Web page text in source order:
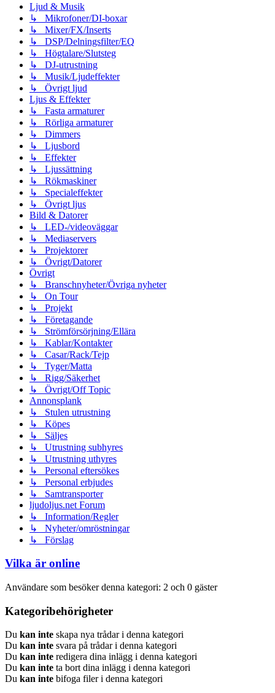
Ljud & Musik
↳ Mikrofoner/DI-boxar
↳ Mixer/FX/Inserts
↳ DSP/Delningsfilter/EQ
↳ Högtalare/Slutsteg
↳ DJ-utrustning
↳ Musik/Ljudeffekter
↳ Övrigt ljud
Ljus & Effekter
↳ Fasta armaturer
↳ Rörliga armaturer
↳ Dimmers
↳ Ljusbord
↳ Effekter
↳ Ljussättning
↳ Rökmaskiner
↳ Specialeffekter
↳ Övrigt ljus
Bild & Datorer
↳ LED-/videoväggar
↳ Mediaservers
↳ Projektorer
↳ Övrigt/Datorer
Övrigt
↳ Branschnyheter/Övriga nyheter
↳ On Tour
↳ Projekt
↳ Företagande
↳ Strömförsörjning/Ellära
↳ Kablar/Kontakter
↳ Casar/Rack/Tejp
↳ Tyger/Matta
↳ Rigg/Säkerhet
↳ Övrigt/Off Topic
Annonsplank
↳ Stulen utrustning
↳ Köpes
↳ Säljes
↳ Utrustning subhyres
↳ Utrustning uthyres
↳ Personal eftersökes
↳ Personal erbjudes
↳ Samtransporter
ljudoljus.net Forum
↳ Information/Regler
↳ Nyheter/omröstningar
↳ Förslag
Vilka är online
Användare som besöker denna kategori: 2 och 0 gäster
Kategoribehörigheter
Du kan inte skapa nya trådar i denna kategori
Du kan inte svara på trådar i denna kategori
Du kan inte redigera dina inlägg i denna kategori
Du kan inte ta bort dina inlägg i denna kategori
Du kan inte bifoga filer i denna kategori